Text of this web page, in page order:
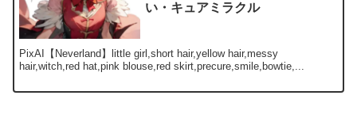
い・キュアミラクル
PixAI【Neverland】little girl,short hair,yellow hair,messy
hair,witch,red hat,pink blouse,red skirt,precure,smile,bowtie,...